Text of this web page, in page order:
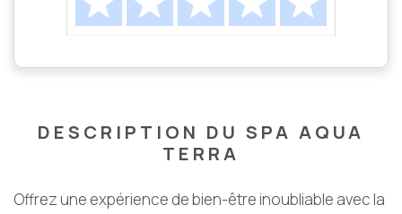
DESCRIPTION DU SPA AQUA
TERRA
Offrez une expérience de bien-être inoubliable avec la